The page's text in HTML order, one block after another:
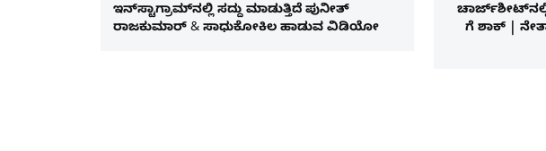
ಇನ್‌ಸ್ಟಾಗ್ರಾಮ್‌ನಲ್ಲಿ ಸದ್ದು ಮಾಡುತ್ತಿದೆ ಪುನೀತ್‌
ರಾಜಕುಮಾರ್‌ & ಸಾಧುಕೋಕಿಲ ಹಾಡುವ ವಿಡಿಯೋ
ಗೆ ಶಾಕ್ |